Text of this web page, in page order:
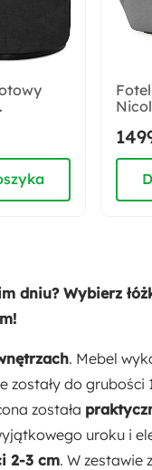
Uniwersalny
dniu? Wybierz
. Mebel
zostały do grubości
została
uroku i
2-3 cm. W zestawie